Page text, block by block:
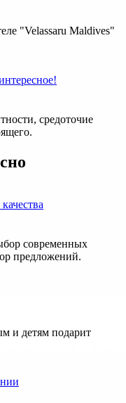
"Velassaru Maldives"
средоточие
современных
предложений.
и детям подарит